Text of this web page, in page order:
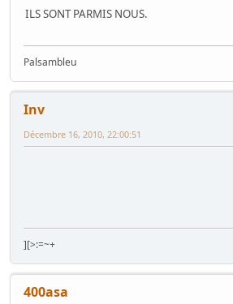
ILS SONT PARMIS NOUS.
Palsambleu
Inv
Décembre 16, 2010, 22:00:51
][>:=~+
400asa